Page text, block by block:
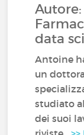
data
Antoine
un
studiato
dei suoi